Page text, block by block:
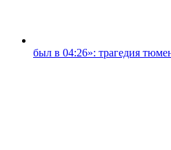
был в 04:26»: трагедия